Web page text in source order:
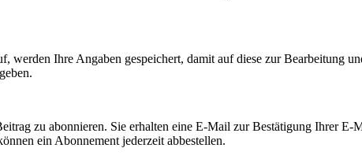
Ihre Angaben gespeichert, damit auf diese zur Bearbeitung
zu abonnieren. Sie erhalten eine E-Mail zur Bestätigung Ihrer E-
ein Abonnement jederzeit abbestellen.